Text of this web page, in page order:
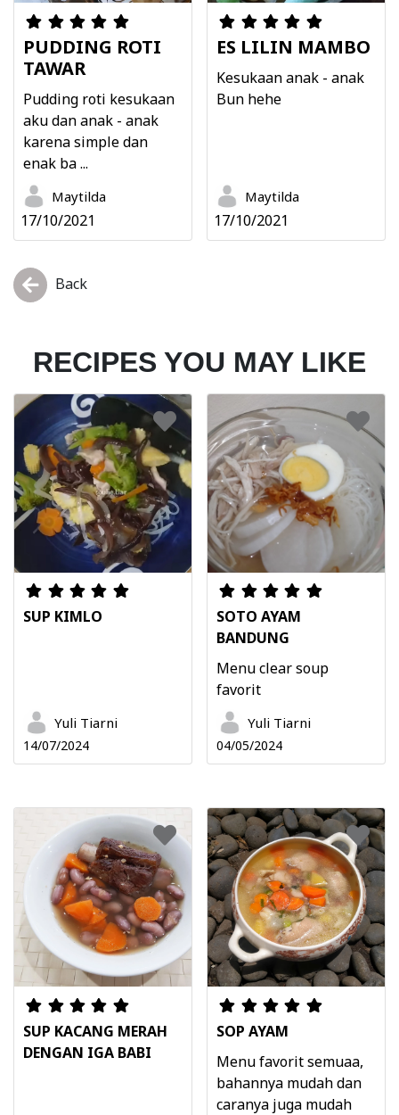
PUDDING ROTI
TAWAR
Pudding roti kesukaan
aku dan anak - anak
karena simple dan
enak ba ...
Maytilda
17/10/2021
ES LILIN MAMBO
Kesukaan anak - anak
Bun hehe
Maytilda
17/10/2021
Back
RECIPES YOU MAY LIKE
SUP KIMLO
Yuli Tiarni
14/07/2024
SOTO AYAM
BANDUNG
Menu clear soup
favorit
Yuli Tiarni
04/05/2024
SUP KACANG MERAH
DENGAN IGA BABI
SOP AYAM
Menu favorit semuaa,
bahannya mudah dan
caranya juga mudah